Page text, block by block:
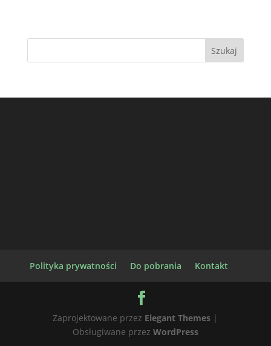
Polityka prywatności Do pobrania Kontakt
Zaprojektowane przez Elegant Themes |
Obsługiwane przez WordPress